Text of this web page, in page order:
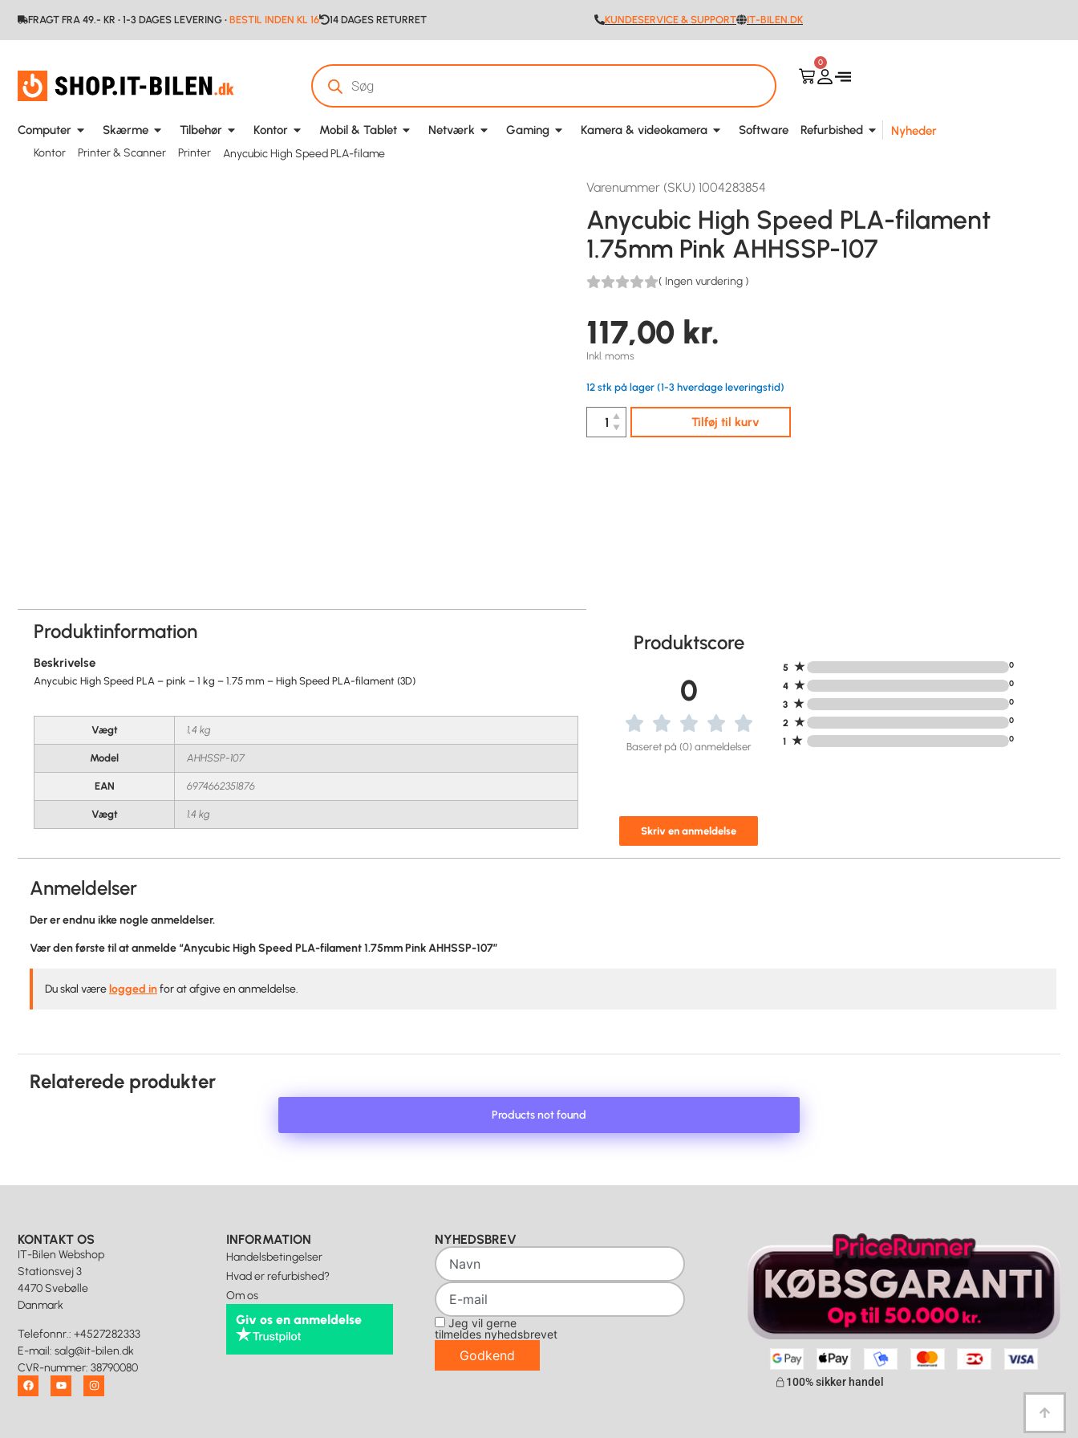
FRAGT FRA 49.- KR • 1-3 DAGES LEVERING • BESTIL INDEN KL 16 14 DAGES RETURRET KUNDESERVICE & SUPPORT IT-BILEN.DK
0
Computer Skærme Tilbehør Kontor Mobil & Tablet Netværk Gaming Kamera & videokamera Software Refurbished Nyheder
Kontor Printer & Scanner Printer Anycubic High Speed PLA-filame
Varenummer (SKU) 1004283854
Anycubic High Speed PLA-filament
1.75mm Pink AHHSSP-107
( Ingen vurdering )
117,00 kr.
Inkl. moms
12 stk på lager (1-3 hverdage leveringstid)
▲
▼
Tilføj til kurv
Produktinformation
Beskrivelse
Anycubic High Speed PLA – pink – 1 kg – 1.75 mm – High Speed PLA-filament (3D)
Vægt 1,4 kg
Model AHHSSP-107
EAN 6974662351876
Vægt 1.4 kg
Produktscore
0
Baseret på (0) anmeldelser
Skriv en anmeldelse
5 ★ 0
4 ★ 0
3 ★ 0
2 ★ 0
1 ★ 0
Anmeldelser
Der er endnu ikke nogle anmeldelser.
Vær den første til at anmelde “Anycubic High Speed PLA-filament 1.75mm Pink AHHSSP-107”
Du skal være logged infor at afgive en anmeldelse.
Relaterede produkter
Products not found
KONTAKT OS
IT-Bilen Webshop
Stationsvej 3
4470 Svebølle
Danmark
Telefonnr.: +4527282333
E-mail: salg@it-bilen.dk
CVR-nummer: 38790080
INFORMATION
Handelsbetingelser
Hvad er refurbished?
Om os
Giv os en anmeldelse
NYHEDSBREV
tilmeldes nyhedsbrevet
Godkend
100% sikker handel